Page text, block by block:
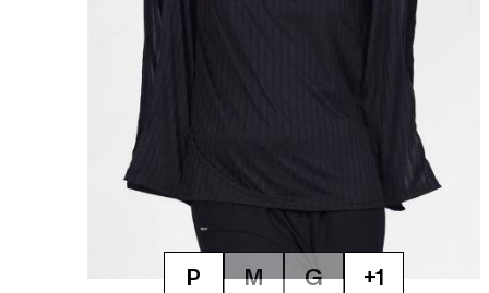
P M G +1